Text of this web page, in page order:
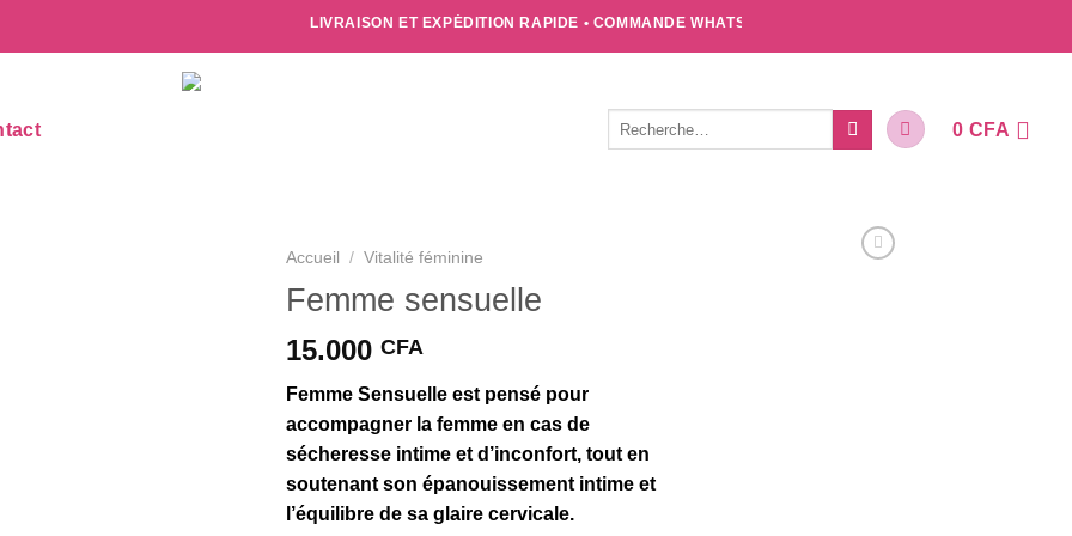
LIVRAISON ET EXPÉDITION RAPIDE • COMMANDE WHATSAPP : +2250749362252 • VOTRE BIEN-ÊTRE
0CFA
Accueil / Vitalité féminine
Femme sensuelle
15.000 CFA
Femme Sensuelle est pensé pour
accompagner la femme en cas de
sécheresse intime et d’inconfort, tout en
soutenant son épanouissement intime et
l’équilibre de sa glaire cervicale.